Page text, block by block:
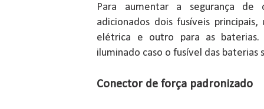
Para aumentar a segurança de
adicionados dois fusíveis
elétrica e outro para as
iluminado caso o fusível das baterias
Conector de força padronizado